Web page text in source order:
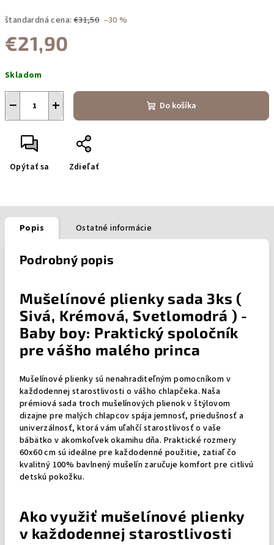
štandardná cena: €31,50 –30 %
€21,90
cena:
Skladom
+
− Do košíka
Opýtať sa Zdieľať
Popis Ostatné informácie
Podrobný popis
Mušelínové plienky sada 3ks (
Sivá, Krémová, Svetlomodrá ) -
Baby boy: Praktický spoločník
pre vášho malého princa
Mušelínové plienky sú nenahraditeľným pomocníkom v
každodennej starostlivosti o vášho chlapčeka. Naša
prémiová sada troch mušelínových plienok v štýlovom
dizajne pre malých chlapcov spája jemnosť, priedušnosť a
univerzálnosť, ktorá vám uľahčí starostlivosť o vaše
bábätko v akomkoľvek okamihu dňa. Praktické rozmery
60x60 cm sú ideálne pre každodenné použitie, zatiaľ čo
kvalitný 100% bavlnený mušelín zaručuje komfort pre citlivú
detskú pokožku.
Ako využiť mušelínové plienky
v každodennej starostlivosti